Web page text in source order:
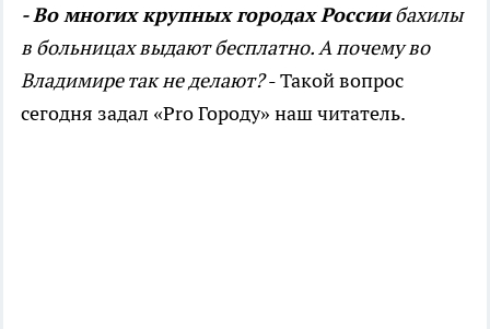
- Во многих крупных городах Россиибахилы
в больницах выдают бесплатно. А почему во
Владимире так не делают?- Такой вопрос
сегодня задал «Pro Городу» наш читатель.